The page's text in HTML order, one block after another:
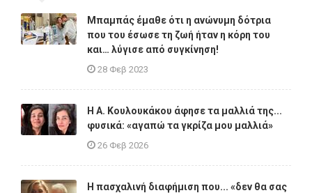
Μπαμπάς έμαθε ότι η ανώνυμη δότρια
που του έσωσε τη ζωή ήταν η κόρη του
και… λύγισε από συγκίνηση!
28 Φεβ 2023
Η A. Κουλουκάκου άφησε τα μαλλιά της...
φυσικά: «αγαπώ τα γκρίζα μου μαλλιά»
26 Φεβ 2026
Η πασχαλινή διαφήμιση που... «δεν θα σας